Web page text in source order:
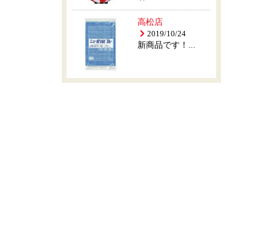
高松店
2019/10/24
新商品です！...